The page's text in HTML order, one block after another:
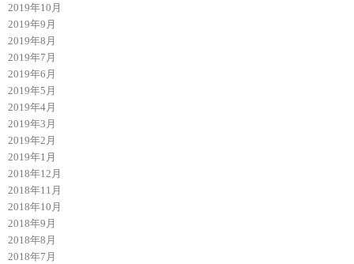
2019年10月
2019年9月
2019年8月
2019年7月
2019年6月
2019年5月
2019年4月
2019年3月
2019年2月
2019年1月
2018年12月
2018年11月
2018年10月
2018年9月
2018年8月
2018年7月